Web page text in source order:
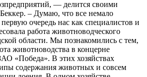
— делится своими
– Думаю, что все немало
очередь нас как специалистов и
работа животноводческого
области. Мы познакомились с тем,
животноводства в концерне
«Победа». В этих хозяйствах
содержания животных и совсем